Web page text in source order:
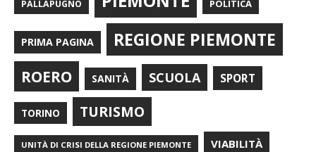
PALLAPUGNO POLITICA
PRIMA PAGINA REGIONE PIEMONTE
ROERO SANITÀ SCUOLA SPORT
TORINO TURISMO
UNITÀ DI CRISI DELLA REGIONE PIEMONTE VIABILITÀ